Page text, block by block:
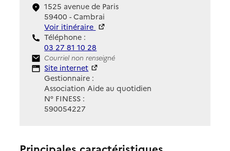
1525 avenue de Paris
59400 - Cambrai
Voir itinéraire
Téléphone :
03 27 81 10 28
Contact
Courriel non renseigné
Site Internet
Site internet
Gestionnaire :
Association Aide au quotidien
N° FINESS :
590054227
Principales caractéristiques